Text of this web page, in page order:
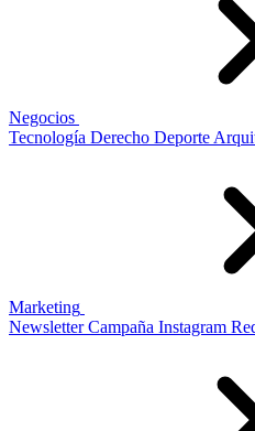
Negocios
Tecnología Derecho Deporte
Marketing
Newsletter Campaña Instagram